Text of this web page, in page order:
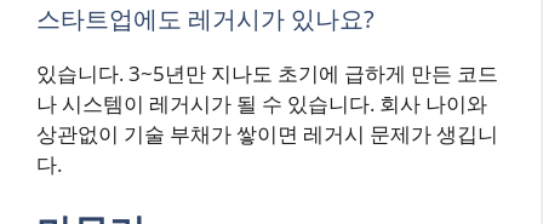
스타트업에도 레거시가 있나요?
있습니다. 3~5년만 지나도 초기에 급하게 만든 코드
나 시스템이 레거시가 될 수 있습니다. 회사 나이와
상관없이 기술 부채가 쌓이면 레거시 문제가 생깁니
다.